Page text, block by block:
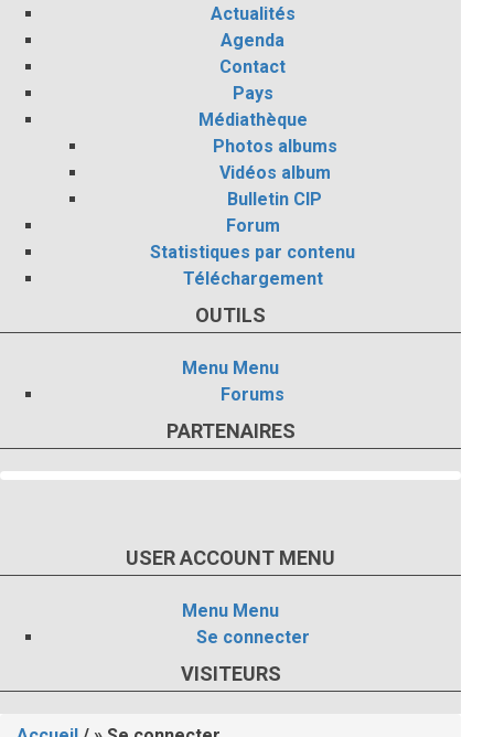
Actualités
Agenda
Contact
Pays
Médiathèque
Photos albums
Vidéos album
Bulletin CIP
Forum
Statistiques par contenu
Téléchargement
OUTILS
Menu Menu
Forums
PARTENAIRES
USER ACCOUNT MENU
Menu Menu
Se connecter
VISITEURS